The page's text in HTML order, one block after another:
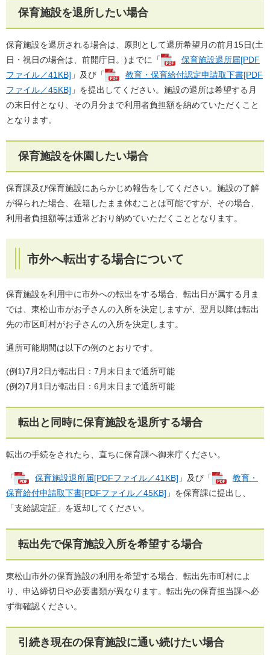
保育施設を退所したい場合
保育施設を退所される場合は、原則として退所希望月の前月15日(土
日・祝日の場合は、前開庁日。)までに「
保育施設退所届[PDF
ファイル／41KB] 」及び「
教育・保育給付認定申請取下書[PDF
ファイル／45KB] 」を提出してください。施設の退所は希望する月
の末日付となり、その月分まで利用者負担額を納めていただくこと
となります。
保育施設を休園したい場合
保育課及び保育施設にあらかじめ報告をしてください。施設の了解
が得られた場合、在籍したまま休むことは可能ですが、その場合、
利用者負担額等は通常どおり納めていただくこととなります。
市外へ転出する場合について
保育施設を利用中に市外への転出をする場合、転出日が属する月ま
では、東松山市がお子さんの入所を決定しますが、翌月以降は転出
先の市区町村がお子さんの入所を決定します。
通所可能期間は以下の例のとおりです。
(例1)7月2日が転出日：7月末日まで通所可能
(例2)7月1日が転出日：6月末日まで通所可能
転出と同時に保育施設を退所する場合
転出の手続をされたら、直ちに保育課へ御来庁ください。
「 保育施設退所届[PDFファイル／41KB] 」及び「
教育・
保育給付申請取下書[PDFファイル／45KB] 」を保育課に提出し、
「支給認定証」を返却してください。
転出先で保育施設入所を希望する場合
東松山市外の保育施設の利用を希望する場合、転出先市町村によ
り、申込締切日や必要書類が異なります。転出先の保育担当課へ必
ず御確認ください。
引続き現在の保育施設に通い続けたい場合